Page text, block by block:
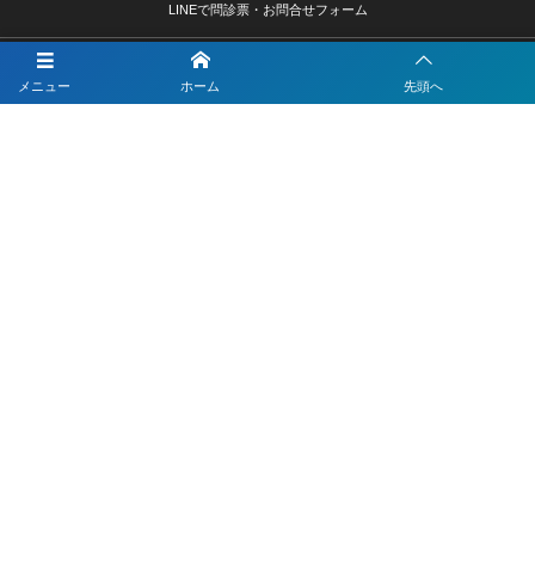
メニュー ホーム 先頭へ
LINEで問診票・お問合せフォーム
LINEを活用した採用活動